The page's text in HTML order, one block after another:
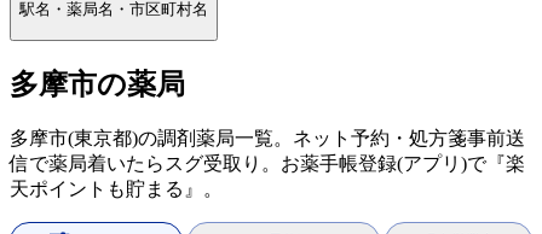
駅名・薬局名・市区町村名
多摩市の薬局
多摩市(東京都)の調剤薬局一覧。ネット予約・処方箋事前送
信で薬局着いたらスグ受取り。お薬手帳登録(アプリ)で『楽
天ポイントも貯まる』。